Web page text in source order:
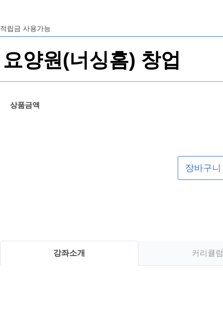
적립금 사용가능
요양원(너싱홈) 창업
상품금액
장바구니
강좌소개 커리큘